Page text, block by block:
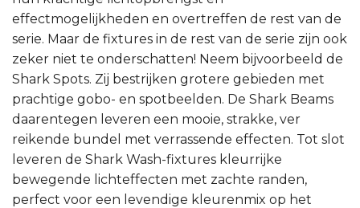
effectmogelijkheden en overtreffen de rest van de
serie. Maar de fixtures in de rest van de serie zijn ook
zeker niet te onderschatten! Neem bijvoorbeeld de
Shark Spots. Zij bestrijken grotere gebieden met
prachtige gobo- en spotbeelden. De Shark Beams
daarentegen leveren een mooie, strakke, ver
reikende bundel met verrassende effecten. Tot slot
leveren de Shark Wash-fixtures kleurrijke
bewegende lichteffecten met zachte randen,
perfect voor een levendige kleurenmix op het